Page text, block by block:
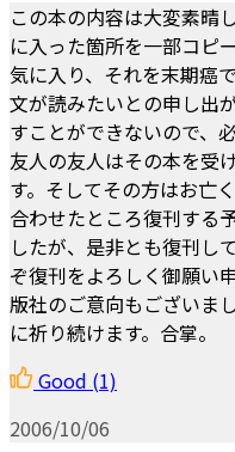
この本の内容は大変素晴
に入った箇所を一部コピ
気に入り、それを末期癌
文が読みたいとの申し出
すことができないので、
友人の友人はその本を受
す。そしてその方はお亡
合わせたところ復刊する
したが、是非とも復刊し
ぞ復刊をよろしく御願い
版社のご意向もございま
に祈り続けます。合掌。
Good (1)
2006/10/06